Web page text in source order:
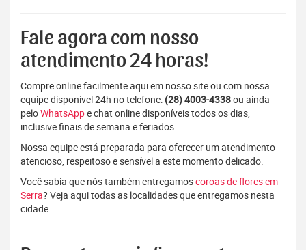
Fale agora com nosso
atendimento 24 horas!
Compre online facilmente aqui em nosso site ou com nossa
equipe disponível 24h no telefone: (28) 4003-4338ou ainda
peloWhatsAppe chat online disponíveis todos os dias,
inclusive finais de semana e feriados.
Nossa equipe está preparada para oferecer um atendimento
atencioso, respeitoso e sensível a este momento delicado.
Você sabia que nós também entregamoscoroas de flores em
Serra? Veja aqui todas as localidades que entregamos nesta
cidade.